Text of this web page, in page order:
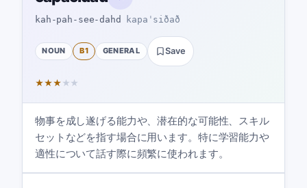
kah-pah-see-dahd kapaˈsiðað
NOUN B1 GENERAL Save
★★★ ★ ★
物事を成し遂げる能力や、潜在的な可能性、スキル
セットなどを指す場合に用います。特に学習能力や
適性について話す際に頻繁に使われます。